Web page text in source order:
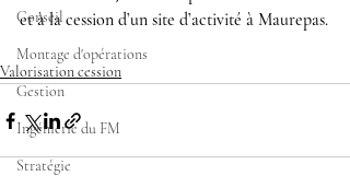
Conseil
Montage d'opérations
Gestion
Ingénierie du FM
Stratégie
et à la cession d’un site d’activité à Maurepas.
Valorisation cession